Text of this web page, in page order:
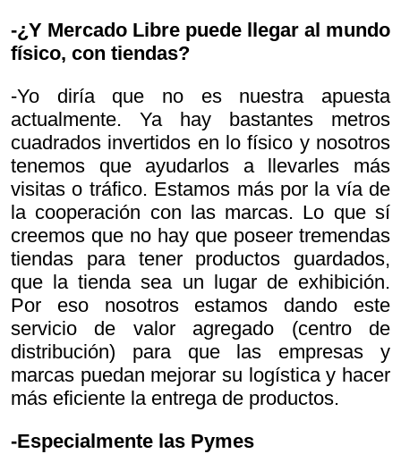
-¿Y Mercado Libre puede llegar al mundo
físico, con tiendas?
-Yo diría que no es nuestra apuesta
actualmente. Ya hay bastantes metros
cuadrados invertidos en lo físico y nosotros
tenemos que ayudarlos a llevarles más
visitas o tráfico. Estamos más por la vía de
la cooperación con las marcas. Lo que sí
creemos que no hay que poseer tremendas
tiendas para tener productos guardados,
que la tienda sea un lugar de exhibición.
Por eso nosotros estamos dando este
servicio de valor agregado (centro de
distribución) para que las empresas y
marcas puedan mejorar su logística y hacer
más eficiente la entrega de productos.
-Especialmente las Pymes